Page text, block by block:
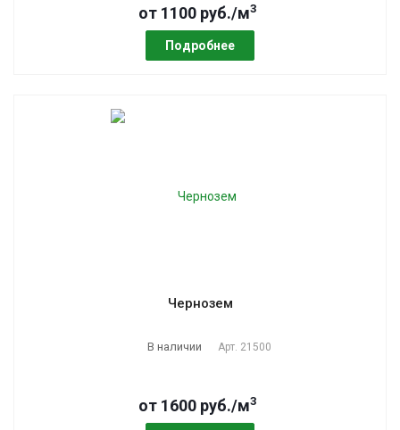
от 1100 руб./м3
Подробнее
Чернозем
В наличии Арт. 21500
от 1600 руб./м3